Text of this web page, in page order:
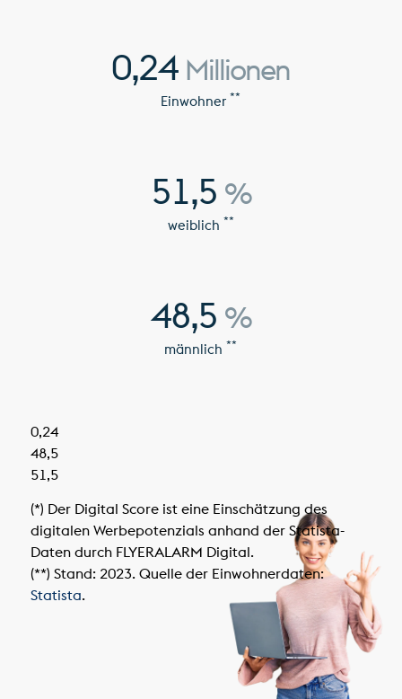
0,24 Millionen
Einwohner **
51,5 %
weiblich **
48,5 %
männlich **
0,24
48,5
51,5
(*) Der Digital Score ist eine Einschätzung des
digitalen Werbepotenzials anhand der Statista-
Daten durch FLYERALARM Digital.
(**) Stand: 2023. Quelle der Einwohnerdaten:
Statista.